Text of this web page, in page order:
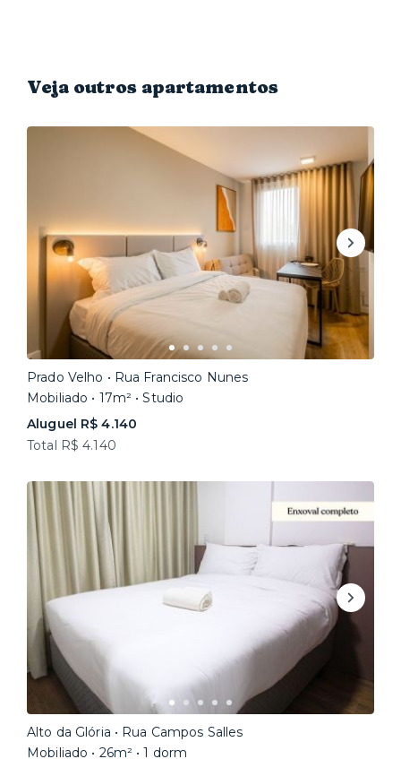
Veja outros apartamentos
Prado Velho • Rua Francisco Nunes
Mobiliado • 17m² • Studio
Aluguel R$ 4.140
Total R$ 4.140
Alto da Glória • Rua Campos Salles
Mobiliado • 26m² • 1 dorm